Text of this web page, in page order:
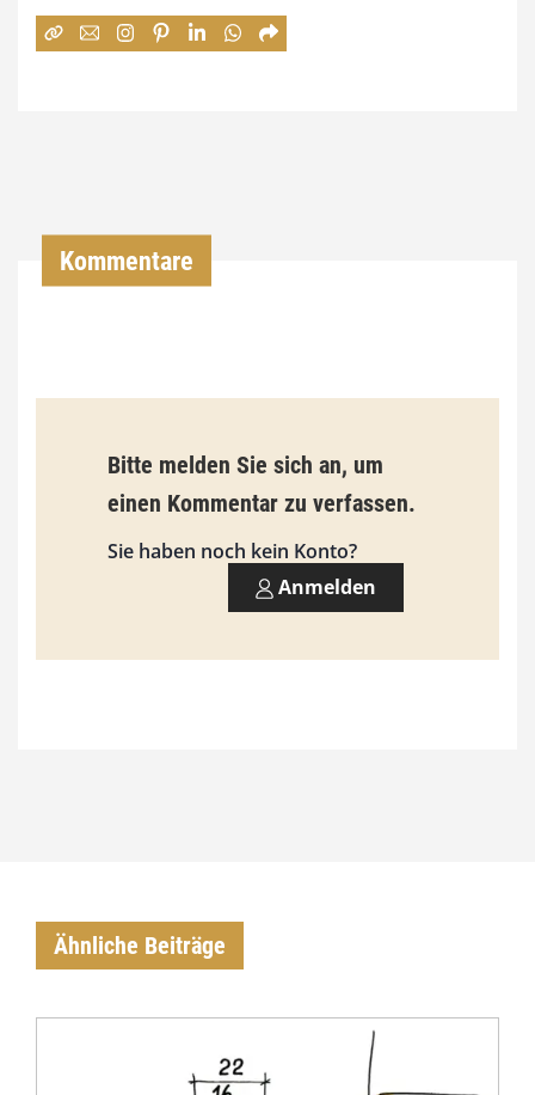
:
9
3
0
0
Kommentare
Bitte melden Sie sich an, um
einen Kommentar zu verfassen.
Sie haben noch kein Konto?
Anmelden
Ähnliche Beiträge